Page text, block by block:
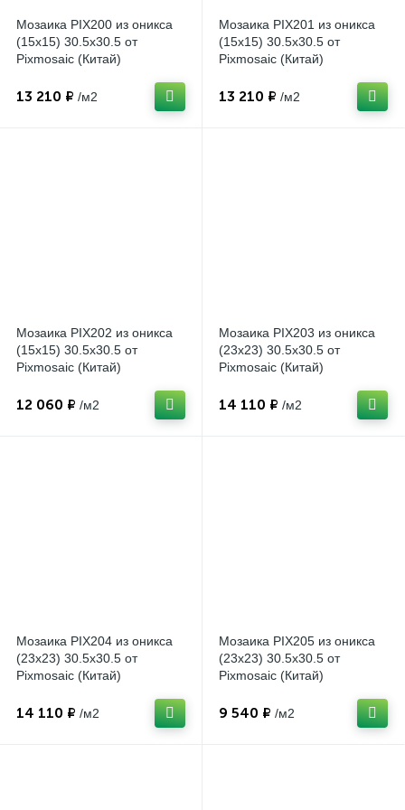
Мозаика PIX200 из оникса
(15x15) 30.5x30.5 от
Pixmosaic (Китай)
13 210 ₽ /м2
Мозаика PIX201 из оникса
(15x15) 30.5x30.5 от
Pixmosaic (Китай)
13 210 ₽ /м2
Мозаика PIX202 из оникса
(15x15) 30.5x30.5 от
Pixmosaic (Китай)
12 060 ₽ /м2
Мозаика PIX203 из оникса
(23x23) 30.5x30.5 от
Pixmosaic (Китай)
14 110 ₽ /м2
Мозаика PIX204 из оникса
(23x23) 30.5x30.5 от
Pixmosaic (Китай)
14 110 ₽ /м2
Мозаика PIX205 из оникса
(23x23) 30.5x30.5 от
Pixmosaic (Китай)
9 540 ₽ /м2